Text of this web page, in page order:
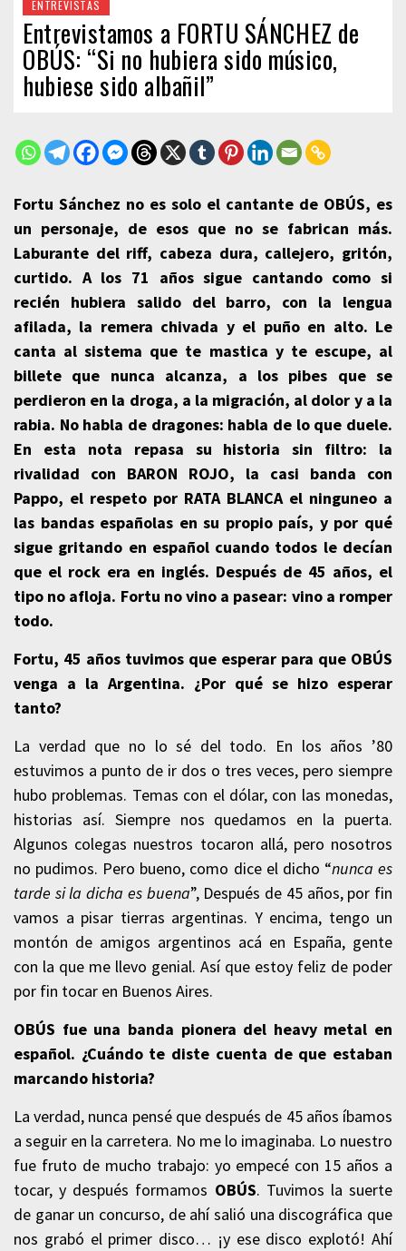
ENTREVISTAS
Entrevistamos a FORTU SÁNCHEZ de
OBÚS: “Si no hubiera sido músico,
hubiese sido albañil”
Fortu Sánchez no es solo el cantante de OBÚS, es
un personaje, de esos que no se fabrican más.
Laburante del riff, cabeza dura, callejero, gritón,
curtido. A los 71 años sigue cantando como si
recién hubiera salido del barro, con la lengua
afilada, la remera chivada y el puño en alto. Le
canta al sistema que te mastica y te escupe, al
billete que nunca alcanza, a los pibes que se
perdieron en la droga, a la migración, al dolor y a la
rabia. No habla de dragones: habla de lo que duele.
En esta nota repasa su historia sin filtro: la
rivalidad con BARON ROJO, la casi banda con
Pappo, el respeto por RATA BLANCA el ninguneo a
las bandas españolas en su propio país, y por qué
sigue gritando en español cuando todos le decían
que el rock era en inglés. Después de 45 años, el
tipo no afloja. Fortu no vino a pasear: vino a romper
todo.
Fortu, 45 años tuvimos que esperar para que OBÚS
venga a la Argentina. ¿Por qué se hizo esperar
tanto?
La verdad que no lo sé del todo. En los años ’80
estuvimos a punto de ir dos o tres veces, pero siempre
hubo problemas. Temas con el dólar, con las monedas,
historias así. Siempre nos quedamos en la puerta.
Algunos colegas nuestros tocaron allá, pero nosotros
no pudimos. Pero bueno, como dice el dicho “nunca es
tarde si la dicha es buena”, Después de 45 años, por fin
vamos a pisar tierras argentinas. Y encima, tengo un
montón de amigos argentinos acá en España, gente
con la que me llevo genial. Así que estoy feliz de poder
por fin tocar en Buenos Aires.
OBÚS fue una banda pionera del heavy metal en
español. ¿Cuándo te diste cuenta de que estaban
marcando historia?
La verdad, nunca pensé que después de 45 años íbamos
a seguir en la carretera. No me lo imaginaba. Lo nuestro
fue fruto de mucho trabajo: yo empecé con 15 años a
tocar, y después formamos OBÚS. Tuvimos la suerte
de ganar un concurso, de ahí salió una discográfica que
nos grabó el primer disco… ¡y ese disco explotó! Ahí